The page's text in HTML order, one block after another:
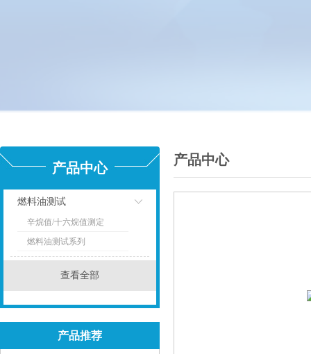
产品中心
燃料油测试
点击
辛烷值/十六烷值测定
燃料油测试系列
查看全部
产品推荐
产品中心